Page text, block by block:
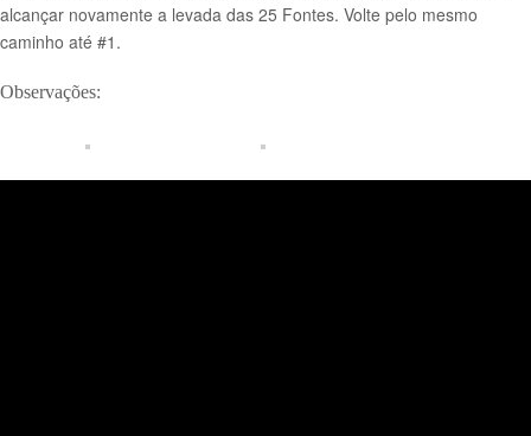
alcançar novamente a levada das 25 Fontes. Volte pelo mesmo
caminho até #1.
Observações: